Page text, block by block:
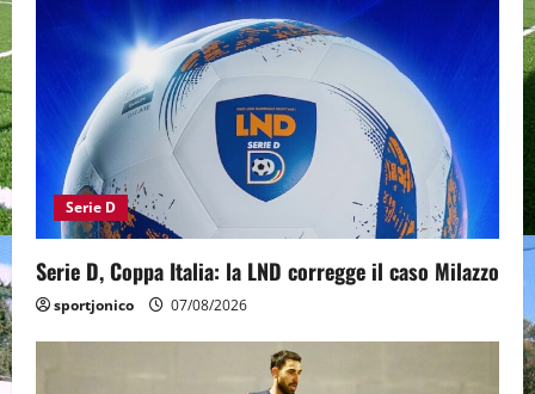
Serie D
Serie D, Coppa Italia: la LND corregge il caso Milazzo
sportjonico 07/08/2026